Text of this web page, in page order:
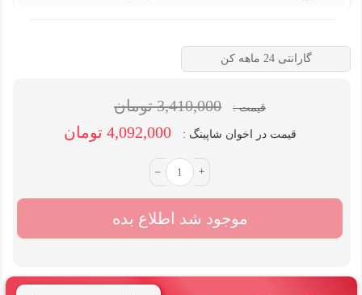
گارانتی 24 ماهه کن
قیمت : 3,410,000 تومان
قیمت در اخوان شاپینگ : 4,092,000 تومان
– +
موجود شد اطلاع بده